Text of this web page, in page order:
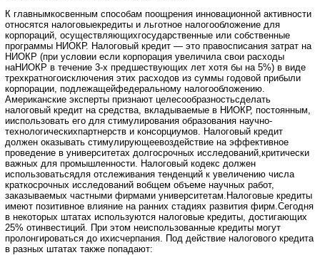
К главнымкосвенным способам поощрения инновационной активности
относятся налоговыекредиты и льготное налогообложение для
корпораций, осуществляющихгосударственные или собственные
программы НИОКР. Налоговый кредит — это правосписания затрат на
НИОКР (при условии если корпорация увеличила свои расходы
наНИОКР в течение 3-х предшествующих лет хотя бы на 5%) в виде
трехкратногоисключения этих расходов из суммы годовой прибыли
корпорации, подлежащейфедеральному налогообложению.
Американские эксперты признают целесообразностьсделать
налоговый кредит на средства, вкладываемые в НИОКР, постоянным,
ииспользовать его для стимулирования образования научно-
технологическихпартнерств и консорциумов. Налоговый кредит
должен оказывать стимулирующеевоздействие на эффективное
проведение в университетах долгосрочных исследований,критически
важных для промышленности. Налоговый кодекс должен
использоватьсядля отслеживания тенденций к увеличению числа
краткосрочных исследований вобщем объеме научных работ,
заказываемых частными фирмами университетам.Налоговые кредиты
имеют позитивное влияние на ранних стадиях развития фирм.Сегодня
в некоторых штатах используются налоговые кредиты, достигающих
25% отинвестиций. При этом неиспользованные кредиты могут
пролонгироваться до ихисчерпания. Под действие налогового кредита
в разных штатах также попадают: